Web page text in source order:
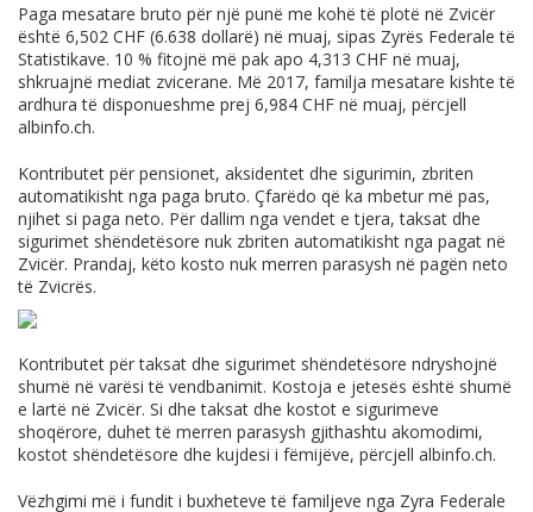
Paga mesatare bruto për një punë me kohë të plotë në Zvicër
është 6,502 CHF (6.638 dollarë) në muaj, sipas Zyrës Federale të
Statistikave. 10 % fitojnë më pak apo 4,313 CHF në muaj,
shkruajnë mediat zvicerane. Më 2017, familja mesatare kishte të
ardhura të disponueshme prej 6,984 CHF në muaj, përcjell
albinfo.ch.
Kontributet për pensionet, aksidentet dhe sigurimin, zbriten
automatikisht nga paga bruto. Çfarëdo që ka mbetur më pas,
njihet si paga neto. Për dallim nga vendet e tjera, taksat dhe
sigurimet shëndetësore nuk zbriten automatikisht nga pagat në
Zvicër. Prandaj, këto kosto nuk merren parasysh në pagën neto
të Zvicrës.
Kontributet për taksat dhe sigurimet shëndetësore ndryshojnë
shumë në varësi të vendbanimit. Kostoja e jetesës është shumë
e lartë në Zvicër. Si dhe taksat dhe kostot e sigurimeve
shoqërore, duhet të merren parasysh gjithashtu akomodimi,
kostot shëndetësore dhe kujdesi i fëmijëve, përcjell albinfo.ch.
Vëzhgimi më i fundit i buxheteve të familjeve nga Zyra Federale